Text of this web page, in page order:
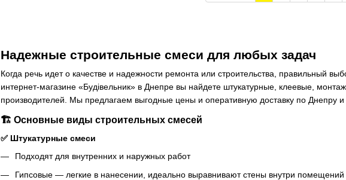
Надежные строительные смеси для любых задач
Когда речь идет о качестве и надежности ремонта или строительства, правильный
интернет-магазине «Будівельник» в Днепре вы найдете штукатурные, клеевые,
производителей. Мы предлагаем выгодные цены и оперативную доставку по Днепру и
🏗 Основные виды строительных смесей
✅ Штукатурные смеси
Подходят для внутренних и наружных работ
Гипсовые — легкие в нанесении, идеально выравнивают стены внутри помещений